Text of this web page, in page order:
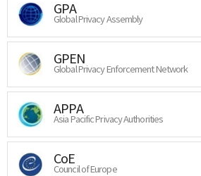
GPA
Global Privacy Assembly
GPEN
Global Privacy Enforcement Network
APPA
Asia Pacific Privacy Authorities
CoE
Council of Europe